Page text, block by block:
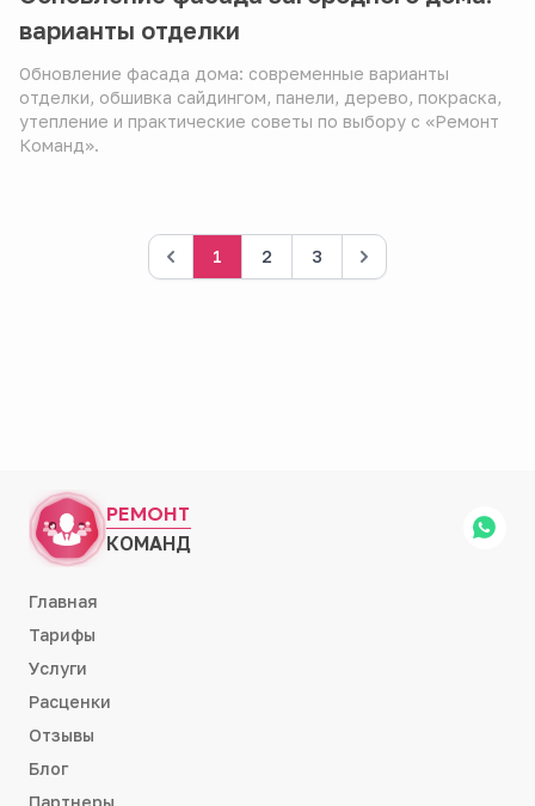
варианты отделки
Обновление фасада дома: современные варианты
отделки, обшивка сайдингом, панели, дерево, покраска,
утепление и практические советы по выбору с «Ремонт
Команд».
1 2 3
РЕМОНТ
КОМАНД
Главная
Тарифы
Услуги
Расценки
Отзывы
Блог
Партнеры